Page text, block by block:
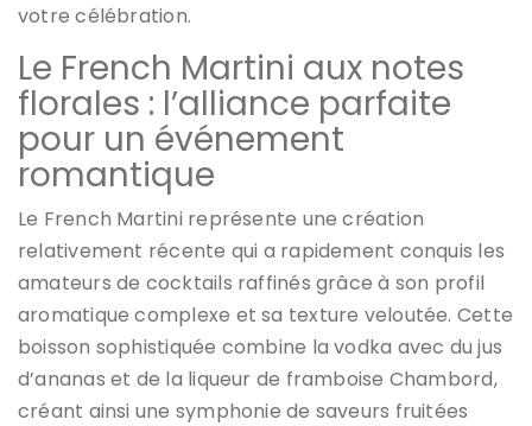
votre célébration.
Le French Martini aux notes
florales : l’alliance parfaite
pour un événement
romantique
Le French Martini représente une création
relativement récente qui a rapidement conquis les
amateurs de cocktails raffinés grâce à son profil
aromatique complexe et sa texture veloutée. Cette
boisson sophistiquée combine la vodka avec du jus
d’ananas et de la liqueur de framboise Chambord,
créant ainsi une symphonie de saveurs fruitées